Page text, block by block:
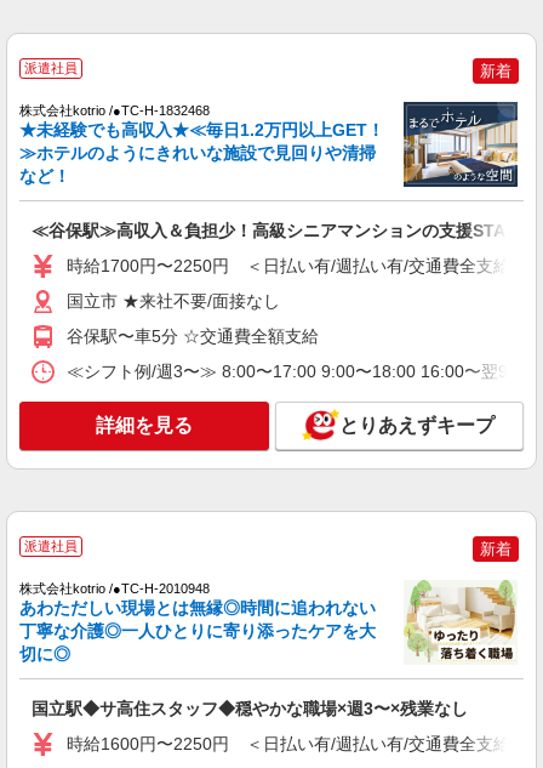
派遣社員
株式会社kotrio /●TC-H-1992678
NEW
国立＊グループホームSTAFF＊生活のサポー
ト業務を担当
時給1600円〜2250円 ＜日払い有/週払い有/交
キープ 詳細を見る
派遣社員
株式会社kotrio /●TC-H-2000853
国立駅｜サ高住のSTAFF★まずはお名前を覚
えることからSTART
時給1600円〜2250円 ＜日払い有/週払い有/交
通費全支給(ガソリン代含む)＞
派遣社員
株式会社kotrio /●TC-H-2010436
NEW
国立駅＊少人数グルホで利用者さんと家事や
時給1600円〜2250円 ＜日払い有/週払い有/交
通費全支給(ガソリン代含む)＞
国立市 ◆交通費全額支給
派遣社員 新着
株式会社kotrio /●TC-H-1832468
★未経験でも高収入★≪毎日1.2万円以上GET！
≫ホテルのようにきれいな施設で見回りや清掃
など！
≪谷保駅≫高収入＆負担少！高級シニアマンションの支援STAFF
時給1700円〜2250円 ＜日払い有/週払い有/交通費全支給(ガ
国立市 ★来社不要/面接なし
谷保駅〜車5分 ☆交通費全額支給
≪シフト例/週3〜≫ 8:00〜17:00 9:00〜18:00 16:00〜翌
詳細を見る とりあえずキープ
派遣社員 新着
株式会社kotrio /●TC-H-2010948
あわただしい現場とは無縁◎時間に追われない
丁寧な介護◎一人ひとりに寄り添ったケアを大
切に◎
国立駅◆サ高住スタッフ◆穏やかな職場×週3〜×残業なし
時給1600円〜2250円 ＜日払い有/週払い有/交通費全支給(ガ